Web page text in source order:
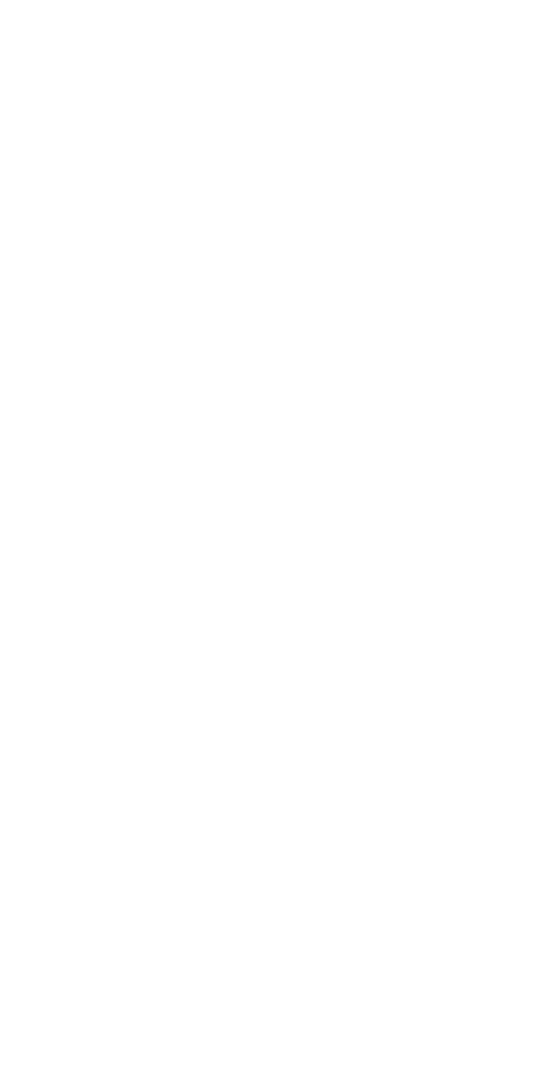
jsme byli velice spokojeni, splnil naše očekávání. Zvláště bychom
Oceňujeme její aktivní, ochotný a profesionální přístup ve všech
určení místa srazu na začátku zájezdu (např. v Pardubicích byl
bylo vhodné upřesnit konkrétní nástupiště).